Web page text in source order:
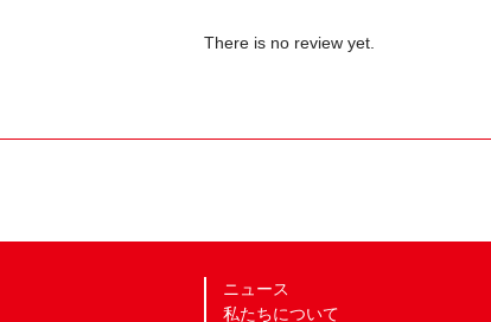
There is no review yet.
ニュース
私たちについて